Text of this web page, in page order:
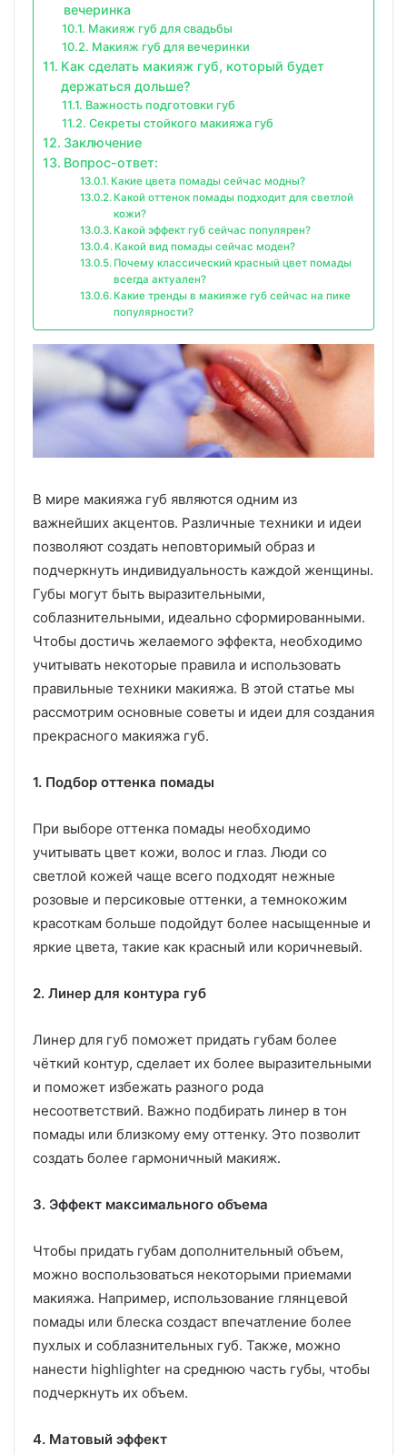
вечеринка
Макияж губ для свадьбы
Макияж губ для вечеринки
Как сделать макияж губ, который будет
держаться дольше?
Важность подготовки губ
Секреты стойкого макияжа губ
Заключение
Вопрос-ответ:
Какие цвета помады сейчас модны?
Какой оттенок помады подходит для светлой
кожи?
Какой эффект губ сейчас популярен?
Какой вид помады сейчас моден?
Почему классический красный цвет помады
всегда актуален?
Какие тренды в макияже губ сейчас на пике
популярности?
В мире макияжа губ являются одним из
важнейших акцентов. Различные техники и идеи
позволяют создать неповторимый образ и
подчеркнуть индивидуальность каждой женщины.
Губы могут быть выразительными,
соблазнительными, идеально сформированными.
Чтобы достичь желаемого эффекта, необходимо
учитывать некоторые правила и использовать
правильные техники макияжа. В этой статье мы
рассмотрим основные советы и идеи для создания
прекрасного макияжа губ.
1. Подбор оттенка помады
При выборе оттенка помады необходимо
учитывать цвет кожи, волос и глаз. Люди со
светлой кожей чаще всего подходят нежные
розовые и персиковые оттенки, а темнокожим
красоткам больше подойдут более насыщенные и
яркие цвета, такие как красный или коричневый.
2. Линер для контура губ
Линер для губ поможет придать губам более
чёткий контур, сделает их более выразительными
и поможет избежать разного рода
несоответствий. Важно подбирать линер в тон
помады или близкому ему оттенку. Это позволит
создать более гармоничный макияж.
3. Эффект максимального объема
Чтобы придать губам дополнительный объем,
можно воспользоваться некоторыми приемами
макияжа. Например, использование глянцевой
помады или блеска создаст впечатление более
пухлых и соблазнительных губ. Также, можно
нанести highlighter на среднюю часть губы, чтобы
подчеркнуть их объем.
4. Матовый эффект